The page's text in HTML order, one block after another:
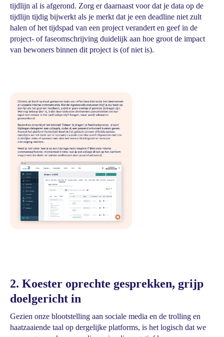
tijdlijn al is afgerond. Zorg er daarnaast voor dat je data op de
tijdlijn tijdig bijwerkt als je merkt dat je een deadline niet zult
halen of het tijdspad van een project verandert en geef in de
project- of faseomschrijving duidelijk aan hoe groot de impact
van bewoners binnen dit project is (of niet is).
2. Koester oprechte gesprekken, grijp
doelgericht in
Gezien onze blootstelling aan sociale media en de trolling en
haatzaaiende taal op dergelijke platforms, is het logisch dat we